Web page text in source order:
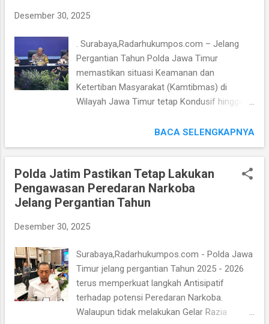
Desember 30, 2025
. Surabaya,Radarhukumpos.com – Jelang
Pergantian Tahun Polda Jawa Timur
memastikan situasi Keamanan dan
Ketertiban Masyarakat (Kamtibmas) di
Wilayah Jawa Timur tetap Kondusif hingga di
seperti yang disampaikan oleh Kapolda Jawa
timur Irjen Pol Drs. Nanang Avianto, M.Si saat
menggelar Konferensi Pers akhir Tahun 2025
di Gedung Mahameru Polda Jawa Timur,
pada hari Senin (29/12/2025). “Situasi
Kamtibmas sepanjang Tahun 2025 di Jawa
Nanang Avianto. Kapolda Jawa Timur
secara kebetulan, melainkan hasil kerja keras
dan sinergi seluruh elemen Masyarakat
dalam semangat Jogo Jawa Timur. Dalam
rilis akhir Tahun, Kapolda Jawa Timur
menegaskan, komitmennya untuk Menjaga
BACA SELENGKAPNYA
Polda Jatim Pastikan Tetap Lakukan
Pengawasan Peredaran Narkoba
Jelang Pergantian Tahun
Desember 30, 2025
Surabaya,Radarhukumpos.com - Polda Jawa
Timur jelang pergantian Tahun 2025 - 2026
terus memperkuat langkah Antisipatif
terhadap potensi Peredaran Narkoba.
Walaupun tidak melakukan Gelar Razia